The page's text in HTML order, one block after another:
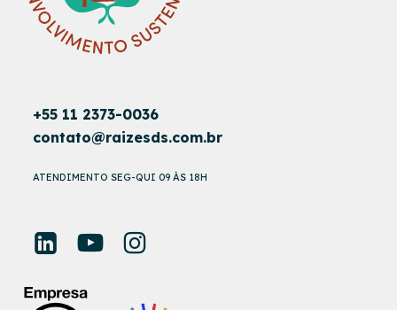
+55 11 2373-0036
contato@raizesds.com.br
ATENDIMENTO SEG-QUI 09 ÀS 18H